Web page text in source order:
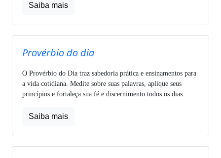
Saiba mais
Provérbio do dia
O Provérbio do Dia traz sabedoria prática e ensinamentos para
a vida cotidiana. Medite sobre suas palavras, aplique seus
princípios e fortaleça sua fé e discernimento todos os dias.
Saiba mais